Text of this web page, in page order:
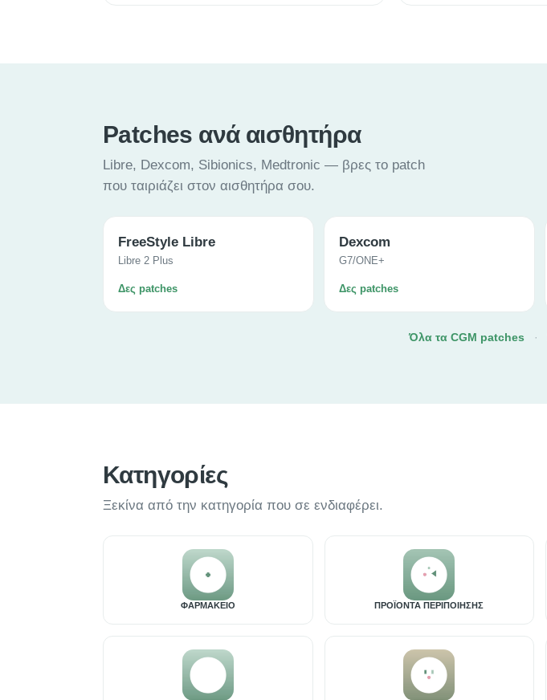
Patches ανά αισθητήρα
Libre, Dexcom, Sibionics, Medtronic — βρες το patch
που ταιριάζει στον αισθητήρα σου.
FreeStyle Libre
Libre 2 Plus
Δες patches
Dexcom
G7/ONE+
Δες patches
Όλα τα CGM patches ·
Κατηγορίες
Ξεκίνα από την κατηγορία που σε ενδιαφέρει.
ΦΑΡΜΑΚΕΙΟ ΠΡΟΪΟΝΤΑ ΠΕΡΙΠΟΙΗΣΗΣ